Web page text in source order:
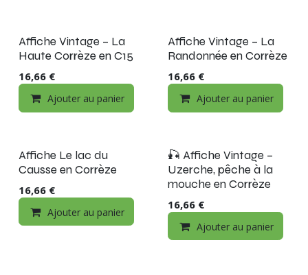
Affiche Vintage – La
Haute Corrèze en C15
16,66 €
Ajouter au panier
Affiche Vintage – La
Randonnée en Corrèze
16,66€
Ajouter au panier
Affiche Le lac du
Causse en Corrèze
16,66 €
Ajouter au panier
🎣 Affiche Vintage –
Uzerche, pêche à la
mouche en Corrèze
16,66€
Ajouter au panier